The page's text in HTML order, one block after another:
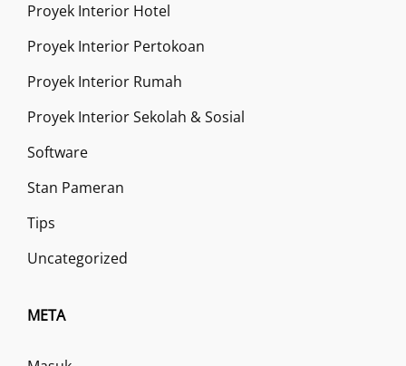
Proyek Interior Hotel
Proyek Interior Pertokoan
Proyek Interior Rumah
Proyek Interior Sekolah & Sosial
Software
Stan Pameran
Tips
Uncategorized
META